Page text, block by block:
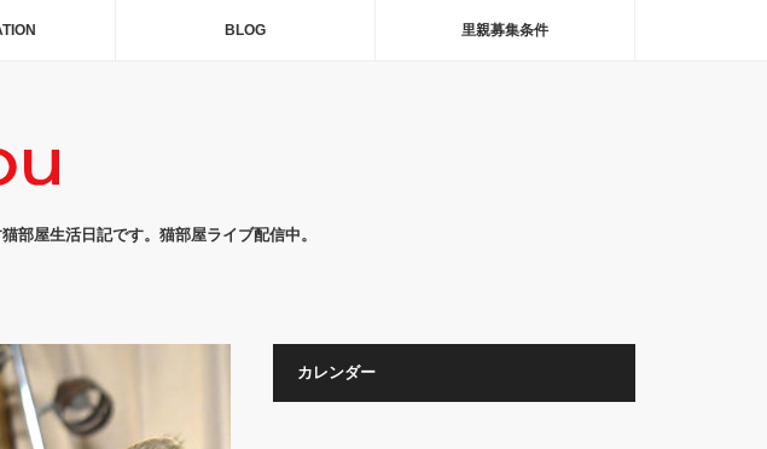
BLOG 里親募集条件
部屋生活日記です。猫部屋ライブ配信中。
カレンダー